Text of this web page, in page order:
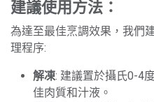
建議使用方法：
為達至最佳烹調效果，我們
理程序:
解凍: 建議置於攝氏0-4
佳肉質和汁液。